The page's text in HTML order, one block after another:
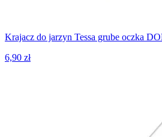
Krajacz do jarzyn Tessa grube oczka
6,90 zł